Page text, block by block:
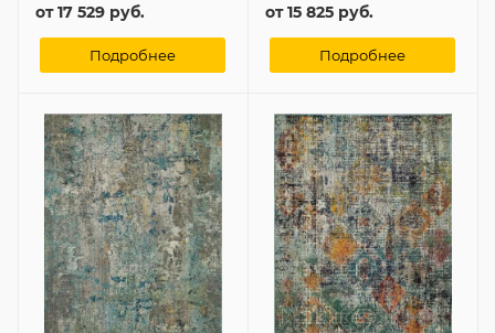
от17 529 руб.
Подробнее
от15 825 руб.
Подробнее